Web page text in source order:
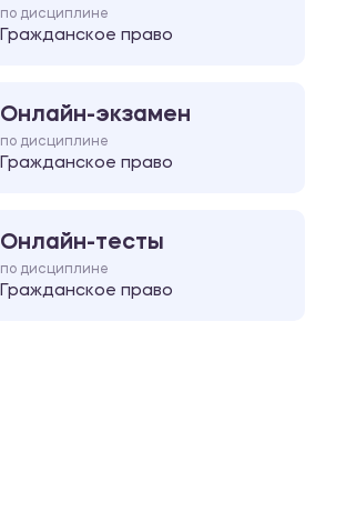
по дисциплине
Гражданское право
Онлайн-экзамен
по дисциплине
Гражданское право
Онлайн-тесты
по дисциплине
Гражданское право